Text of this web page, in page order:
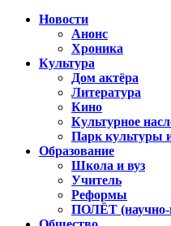
Новости
Анонс
Хроника
Культура
Дом актёра
Литература
Кино
Культурное
Парк культуры
Образование
Школа и вуз
Учитель
Реформы
ПОЛЁТ (научно-